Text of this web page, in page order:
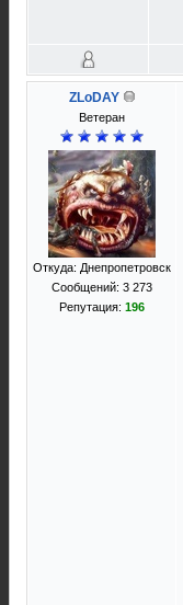
ZLoDAY
Ветеран
Откуда: Днепропетровск
Сообщений: 3 273
Репутация: 196